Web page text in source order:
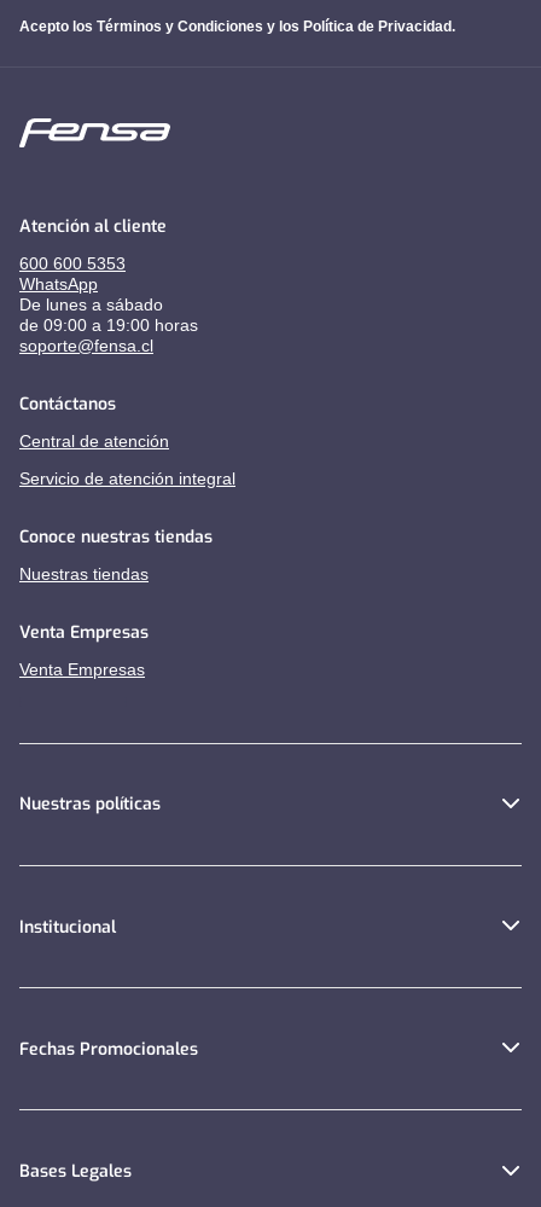
Acepto los Términos y Condiciones y los Política de Privacidad.
Atención al cliente
600 600 5353
WhatsApp
De lunes a sábado
de 09:00 a 19:00 horas
soporte@fensa.cl
Contáctanos
Central de atención
Servicio de atención integral
Conoce nuestras tiendas
Nuestras tiendas
Venta Empresas
Venta Empresas
Nuestras políticas
Institucional
Fechas Promocionales
Bases Legales